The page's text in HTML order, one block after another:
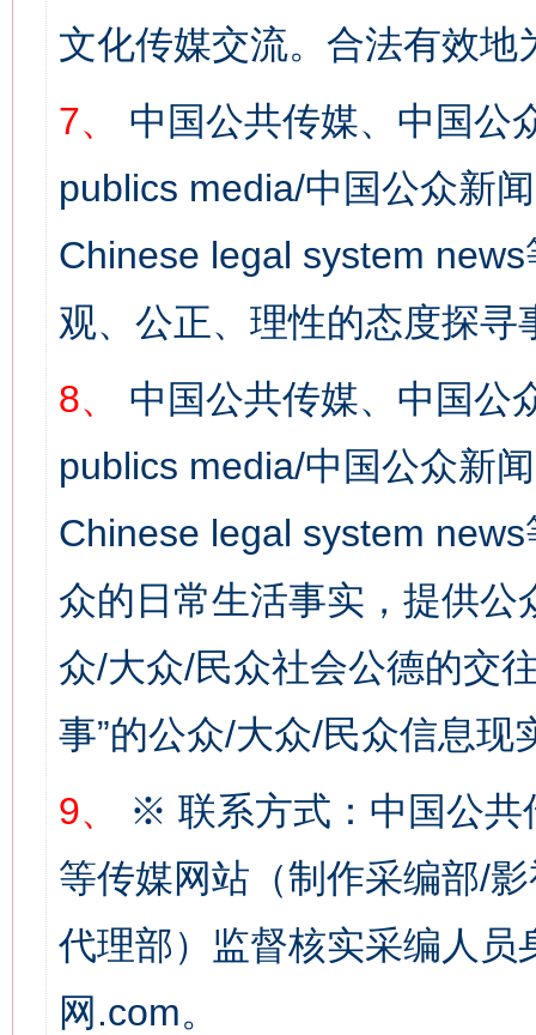
文化传媒交流。合法有效地
7、
中国公共传媒、中国公
publics media/中国公众新
Chinese legal system
观、公正、理性的态度探寻
8、
中国公共传媒、中国公
publics media/中国公众新
Chinese legal system
众的日常生活事实，提供
众/大众/民众社会公德的交
事”的公众/大众/民众信息现
9、
※ 联系方式：中国公共
等传媒网站（制作采编部/
代理部）监督核实采编人员
网.com。
网上购药对药下症？